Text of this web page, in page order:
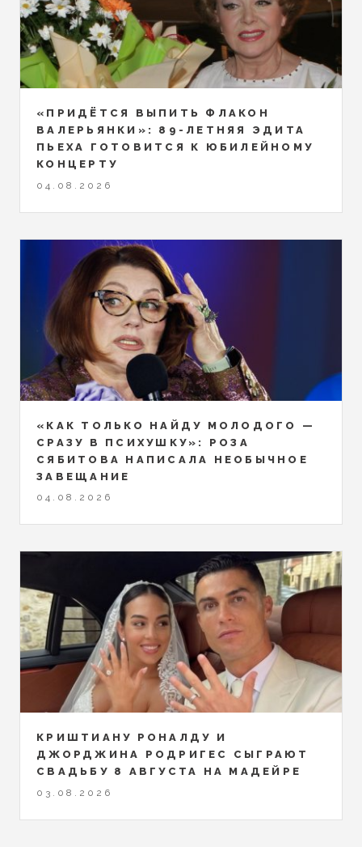
«ПРИДЁТСЯ ВЫПИТЬ ФЛАКОН
ВАЛЕРЬЯНКИ»: 89-ЛЕТНЯЯ ЭДИТА
ПЬЕХА ГОТОВИТСЯ К ЮБИЛЕЙНОМУ
КОНЦЕРТУ
04.08.2026
«КАК ТОЛЬКО НАЙДУ МОЛОДОГО —
СРАЗУ В ПСИХУШКУ»: РОЗА
СЯБИТОВА НАПИСАЛА НЕОБЫЧНОЕ
ЗАВЕЩАНИЕ
04.08.2026
КРИШТИАНУ РОНАЛДУ И
ДЖОРДЖИНА РОДРИГЕС СЫГРАЮТ
СВАДЬБУ 8 АВГУСТА НА МАДЕЙРЕ
03.08.2026